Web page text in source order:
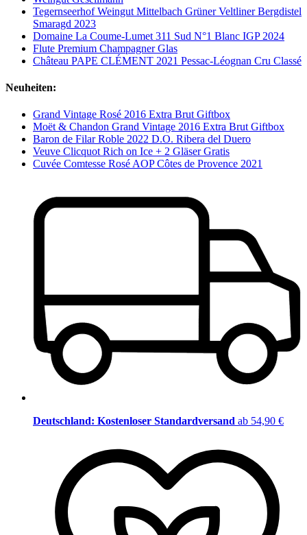
Tegernseerhof Weingut Mittelbach Grüner Veltliner Bergdistel
Smaragd 2023
Domaine La Coume-Lumet 311 Sud N°1 Blanc IGP 2024
Flute Premium Champagner Glas
Château PAPE CLÉMENT 2021 Pessac-Léognan Cru Classé
Neuheiten:
Grand Vintage Rosé 2016 Extra Brut Giftbox
Moët & Chandon Grand Vintage 2016 Extra Brut Giftbox
Baron de Filar Roble 2022 D.O. Ribera del Duero
Veuve Clicquot Rich on Ice + 2 Gläser Gratis
Cuvée Comtesse Rosé AOP Côtes de Provence 2021
Deutschland: Kostenloser Standardversand ab 54,90 €